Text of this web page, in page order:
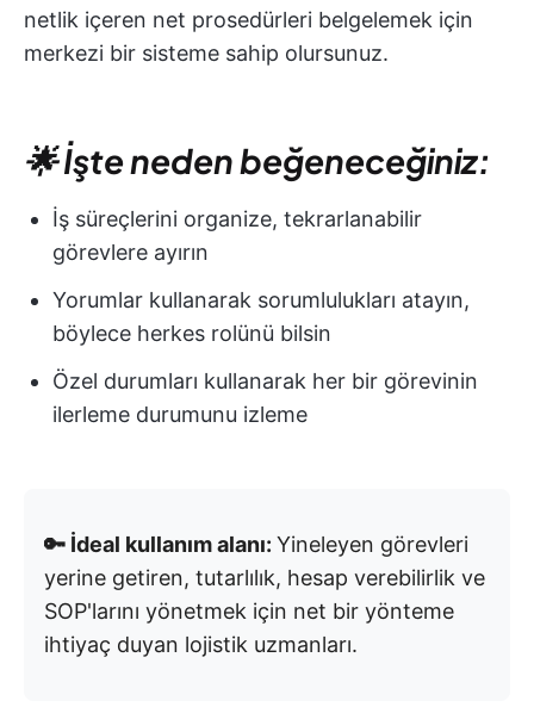
netlik içeren net prosedürleri belgelemek için
merkezi bir sisteme sahip olursunuz.
🌟 İşte neden beğeneceğiniz:
İş süreçlerini organize, tekrarlanabilir
görevlere ayırın
Yorumlar kullanarak sorumlulukları atayın,
böylece herkes rolünü bilsin
Özel durumları kullanarak her bir görevinin
ilerleme durumunu izleme
🔑 İdeal kullanım alanı: Yineleyen görevleri
yerine getiren, tutarlılık, hesap verebilirlik ve
SOP'larını yönetmek için net bir yönteme
ihtiyaç duyan lojistik uzmanları.